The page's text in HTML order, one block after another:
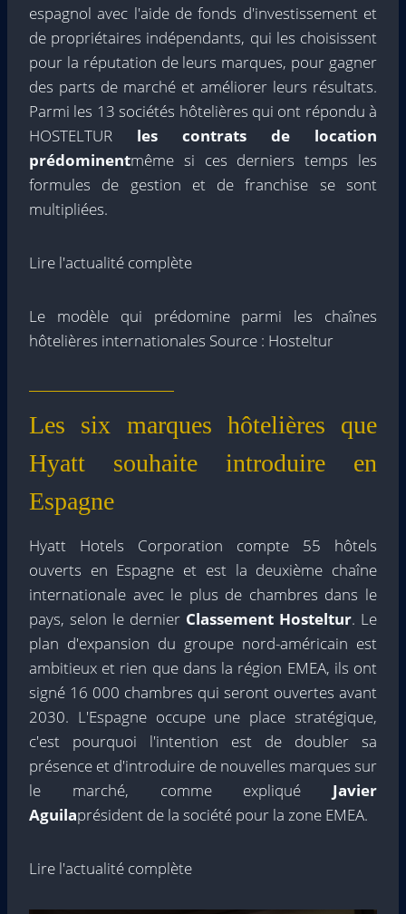
espagnol avec l'aide de fonds d'investissement et
de propriétaires indépendants, qui les choisissent
pour la réputation de leurs marques, pour gagner
des parts de marché et améliorer leurs résultats.
Parmi les 13 sociétés hôtelières qui ont répondu à
HOSTELTUR les contrats de location
prédominentmême si ces derniers temps les
formules de gestion et de franchise se sont
multipliées.
Lire l'actualité complète
Le modèle qui prédomine parmi les chaînes
hôtelières internationales Source : Hosteltur
Les six marques hôtelières que
Hyatt souhaite introduire en
Espagne
Hyatt Hotels Corporation compte 55 hôtels
ouverts en Espagne et est la deuxième chaîne
internationale avec le plus de chambres dans le
pays, selon le dernier Classement Hosteltur. Le
plan d'expansion du groupe nord-américain est
ambitieux et rien que dans la région EMEA, ils ont
signé 16 000 chambres qui seront ouvertes avant
2030. L'Espagne occupe une place stratégique,
c'est pourquoi l'intention est de doubler sa
présence et d'introduire de nouvelles marques sur
le marché, comme expliqué Javier
Aguilaprésident de la société pour la zone EMEA.
Lire l'actualité complète